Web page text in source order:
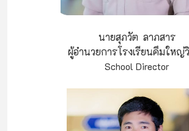
นายสุภวัต ลาภสาร
ผู้อำนวยการโรงเรียนคึมใหญ่
School Director